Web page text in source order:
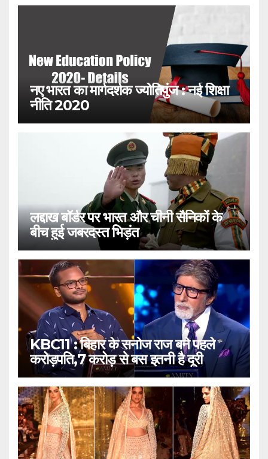
नए भारत का मार्गदर्शक ज्योतिपुंज : नई शिक्षा
नीति 2020
लद्दाख बॉर्डर पर भारत और चीनी सैनिकों के
बीच हुई जबरदस्त भिड़ंत
KBC11 : बिहार के सनोज राज बने पहले
करोड़पति,7 करोड़ से बस इतनी है दूरी